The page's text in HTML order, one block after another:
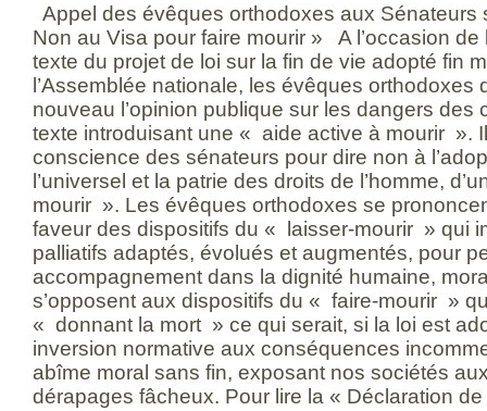
Appel des évêques orthodoxes aux Sénateurs
Non au Visa pour faire mourir » A l’occasion de
texte du projet de loi sur la fin de vie adopté fin
l’Assemblée nationale, les évêques orthodoxes
nouveau l’opinion publique sur les dangers des
texte introduisant une « aide active à mourir ».
conscience des sénateurs pour dire non à
l’universel et la patrie des droits de l’homme,
mourir ». Les évêques orthodoxes se
faveur des dispositifs du « laisser-mourir » qui
palliatifs adaptés, évolués et augmentés, pour
accompagnement dans la dignité humaine,
s’opposent aux dispositifs du « faire-mourir »
« donnant la mort » ce qui serait, si la loi est
inversion normative aux conséquences
abîme moral sans fin, exposant nos sociétés
dérapages fâcheux. Pour lire la « Déclaration de